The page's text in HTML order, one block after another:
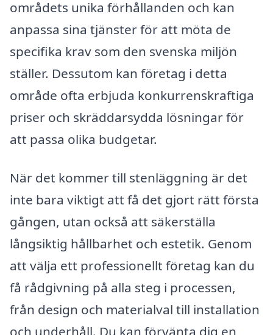
områdets unika förhållanden och kan
anpassa sina tjänster för att möta de
specifika krav som den svenska miljön
ställer. Dessutom kan företag i detta
område ofta erbjuda konkurrenskraftiga
priser och skräddarsydda lösningar för
att passa olika budgetar.
När det kommer till stenläggning är det
inte bara viktigt att få det gjort rätt första
gången, utan också att säkerställa
långsiktig hållbarhet och estetik. Genom
att välja ett professionellt företag kan du
få rådgivning på alla steg i processen,
från design och materialval till installation